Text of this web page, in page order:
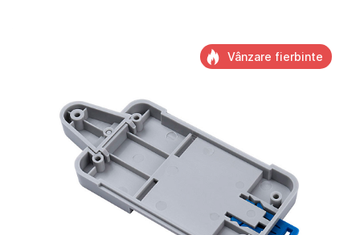
Vânzare fierbinte